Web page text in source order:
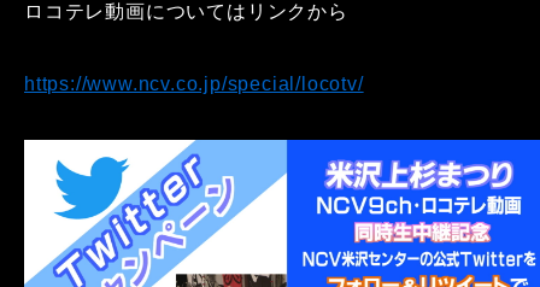
ロコテレ動画についてはリンクから
https://www.ncv.co.jp/special/locotv/